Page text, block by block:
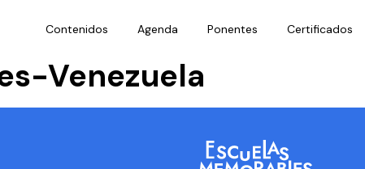
Contenidos Agenda Ponentes Certificados
Venezuela